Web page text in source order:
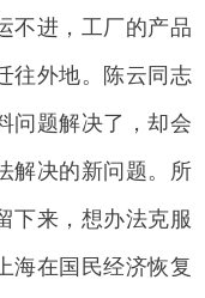
不进，工厂的产品
往外地。陈云同志
问题解决了，却会
解决的新问题。所
下来，想办法克服
海在国民经济恢复